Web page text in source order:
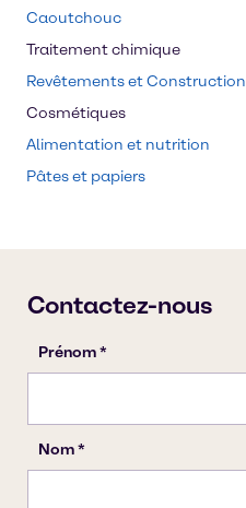
Caoutchouc
Traitement chimique
Revêtements et Construction
Cosmétiques
Alimentation et nutrition
Pâtes et papiers